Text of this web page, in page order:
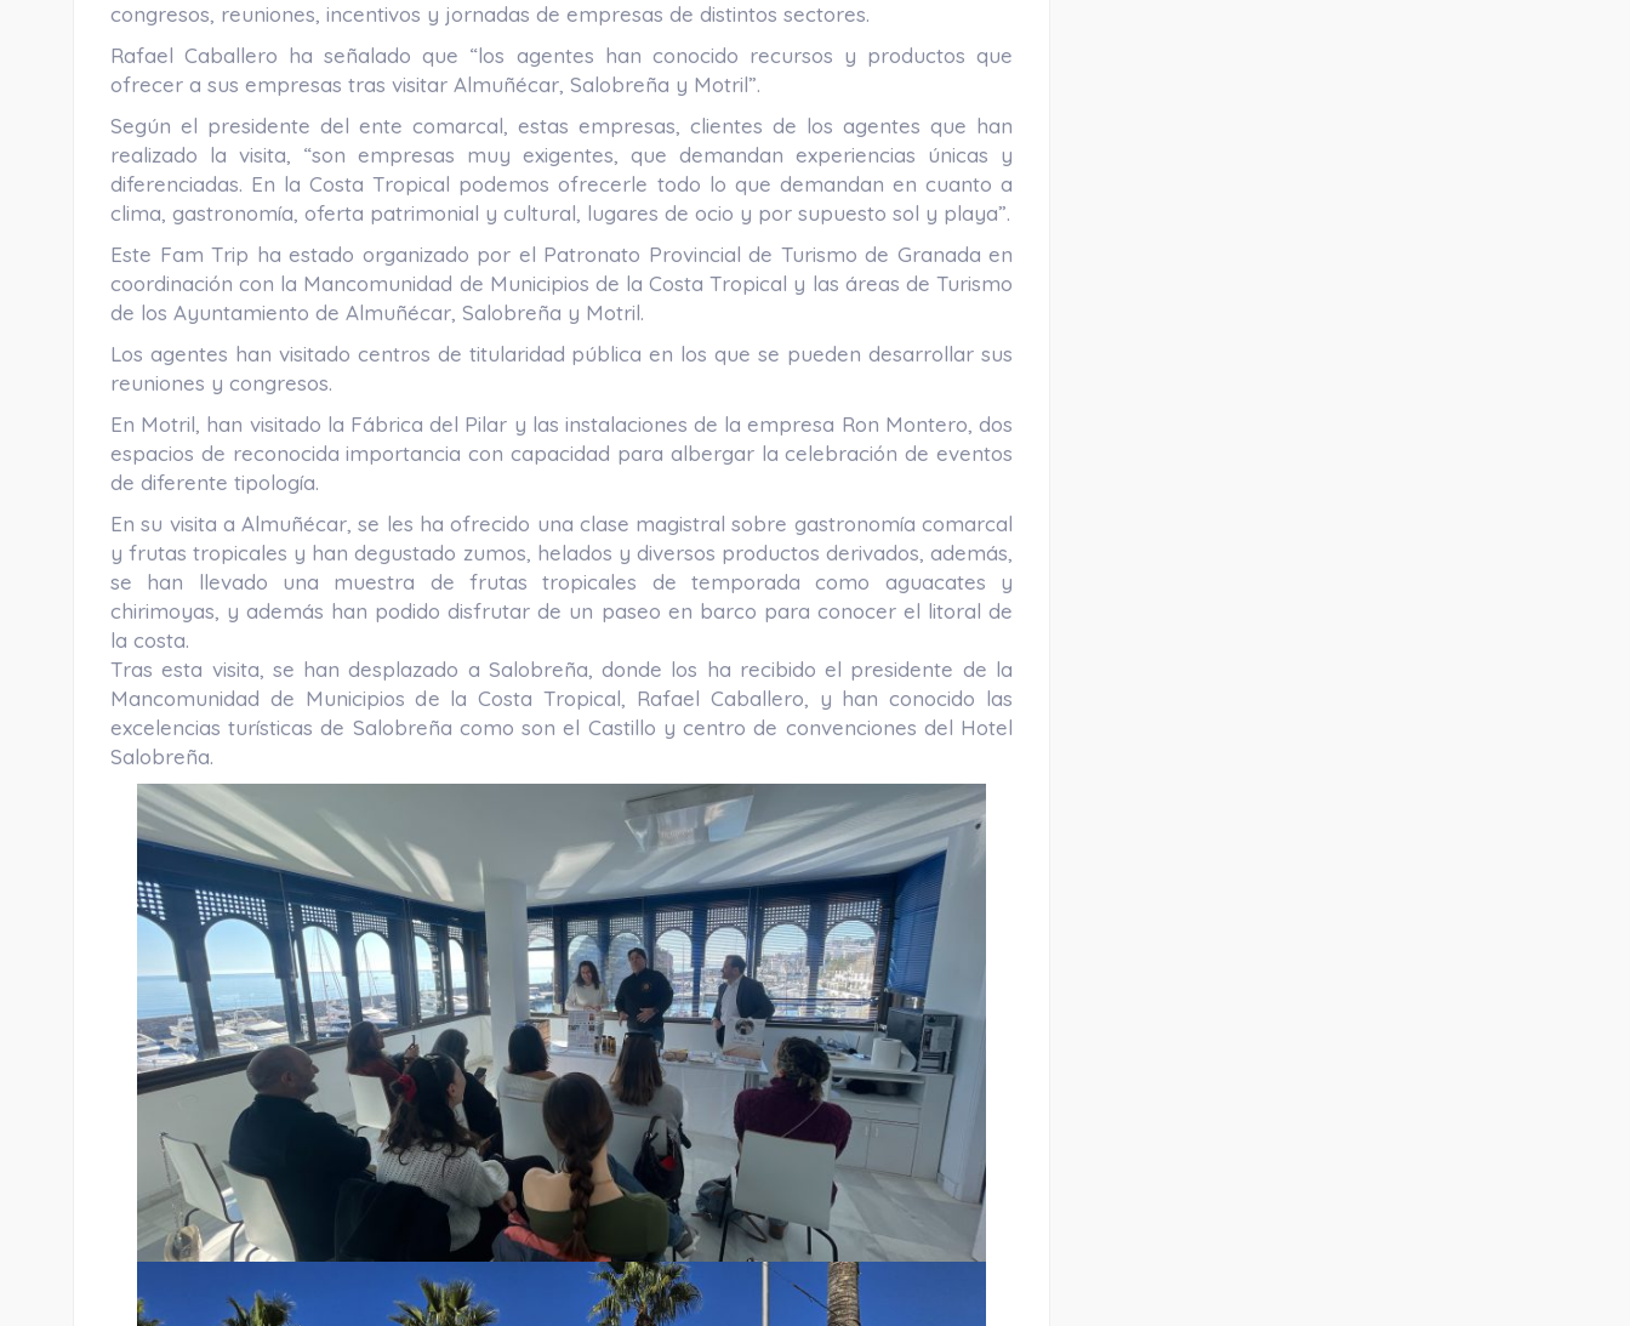
congresos, reuniones, incentivos y jornadas de empresas de distintos sectores.
Rafael Caballero ha señalado que “los agentes han conocido recursos y productos que
ofrecer a sus empresas tras visitar Almuñécar, Salobreña y Motril”.
Según el presidente del ente comarcal, estas empresas, clientes de los agentes que han
realizado la visita, “son empresas muy exigentes, que demandan experiencias únicas y
diferenciadas. En la Costa Tropical podemos ofrecerle todo lo que demandan en cuanto a
clima, gastronomía, oferta patrimonial y cultural, lugares de ocio y por supuesto sol y playa”.
Este Fam Trip ha estado organizado por el Patronato Provincial de Turismo de Granada en
coordinación con la Mancomunidad de Municipios de la Costa Tropical y las áreas de Turismo
de los Ayuntamiento de Almuñécar, Salobreña y Motril.
Los agentes han visitado centros de titularidad pública en los que se pueden desarrollar sus
reuniones y congresos.
En Motril, han visitado la Fábrica del Pilar y las instalaciones de la empresa Ron Montero, dos
espacios de reconocida importancia con capacidad para albergar la celebración de eventos
de diferente tipología.
En su visita a Almuñécar, se les ha ofrecido una clase magistral sobre gastronomía comarcal
y frutas tropicales y han degustado zumos, helados y diversos productos derivados, además,
se han llevado una muestra de frutas tropicales de temporada como aguacates y
chirimoyas, y además han podido disfrutar de un paseo en barco para conocer el litoral de
la costa.
Tras esta visita, se han desplazado a Salobreña, donde los ha recibido el presidente de la
Mancomunidad de Municipios de la Costa Tropical, Rafael Caballero, y han conocido las
excelencias turísticas de Salobreña como son el Castillo y centro de convenciones del Hotel
Salobreña.